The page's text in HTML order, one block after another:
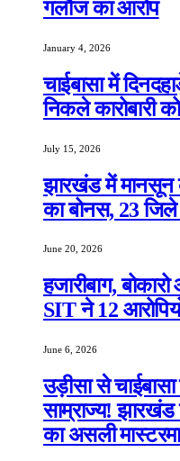
गलौज का आरोप
January 4, 2026
चाईबासा में
निकले कारोबारी
July 15, 2026
झारखंड में मानसून
का बोनस, 23
June 20, 2026
हजारीबाग,
SIT ने 12
June 6, 2026
उड़ीसा से
साम्राज्य!
का असली